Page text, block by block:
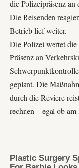
die Polizeipräsenz an
Die Reisenden
Betrieb lief weiter.
Die Polizei wertet die
Präsenz an
geplant. Die
durch die Reviere
rechnen – egal ob